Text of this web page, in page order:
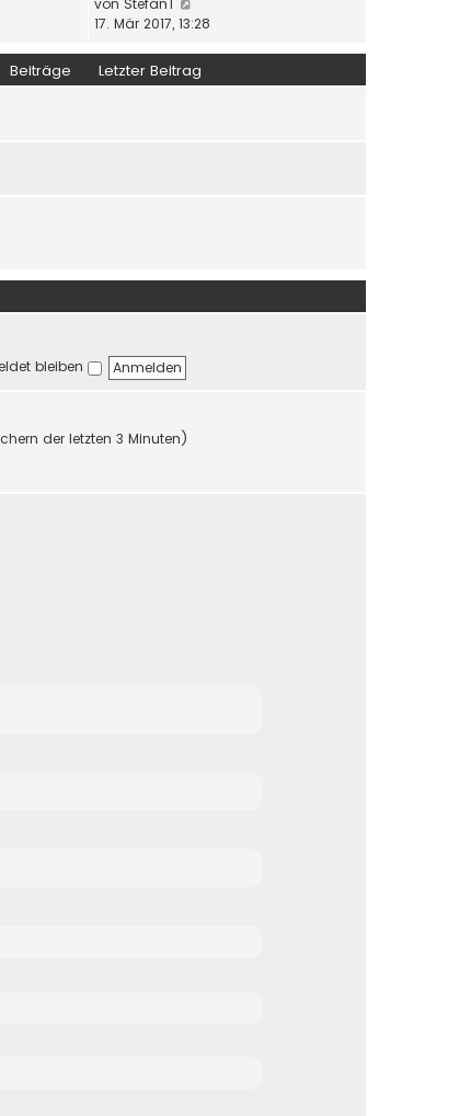
a
e
t
r
a
e
von StefanT
e
s
g
17. Mär 2017, 13:28
Beiträge Letzter Beitrag
bleiben
der letzten 3 Minuten)